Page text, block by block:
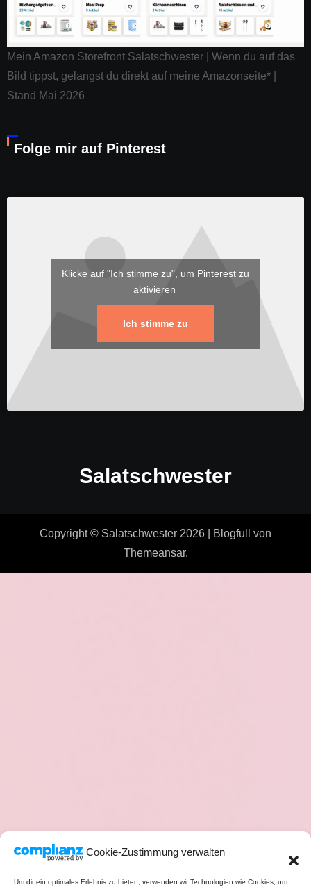
Cookie-Zustimmung verwalten
Um dir ein optimales Erlebnis zu bieten, verwenden wir Technologien wie Cookies, um
Mein Amazon Storefront Salatschwester | Wenn du auf das
Bild tippst, gelangst du direkt auf meine Amazonseite* |
Stand Mai 2026
Folge mir auf Pinterest
Klicke auf "Ich stimme zu", um Pinterest zu
aktivieren
Ich stimme zu
Salatschwester
Copyright © Salatschwester 2026 Blogfull
von
Themeansar.